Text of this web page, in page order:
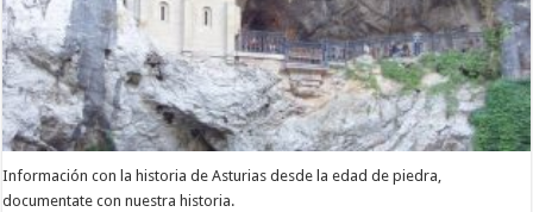
Información con la historia de Asturias desde la edad de piedra,
documentate con nuestra historia.